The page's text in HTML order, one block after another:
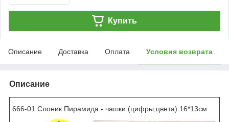
Купить
Описание Доставка Оплата Условия возврата
Описание
666-01 Слоник Пирамида - чашки (цифры,цвета) 16*13см